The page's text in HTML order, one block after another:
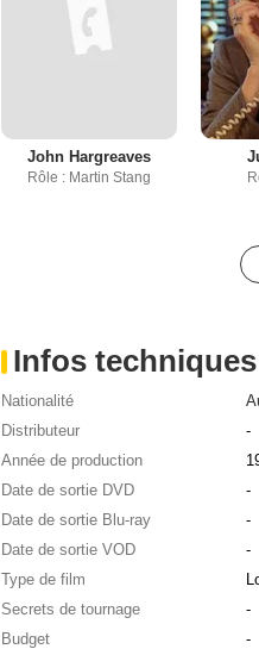
John Hargreaves
Rôle : Martin Stang
Infos techniques
Nationalité
Distributeur
-
Année de production
Date de sortie DVD
-
Date de sortie Blu-ray
-
Date de sortie VOD
-
Type de film
Secrets de tournage
-
Budget
-